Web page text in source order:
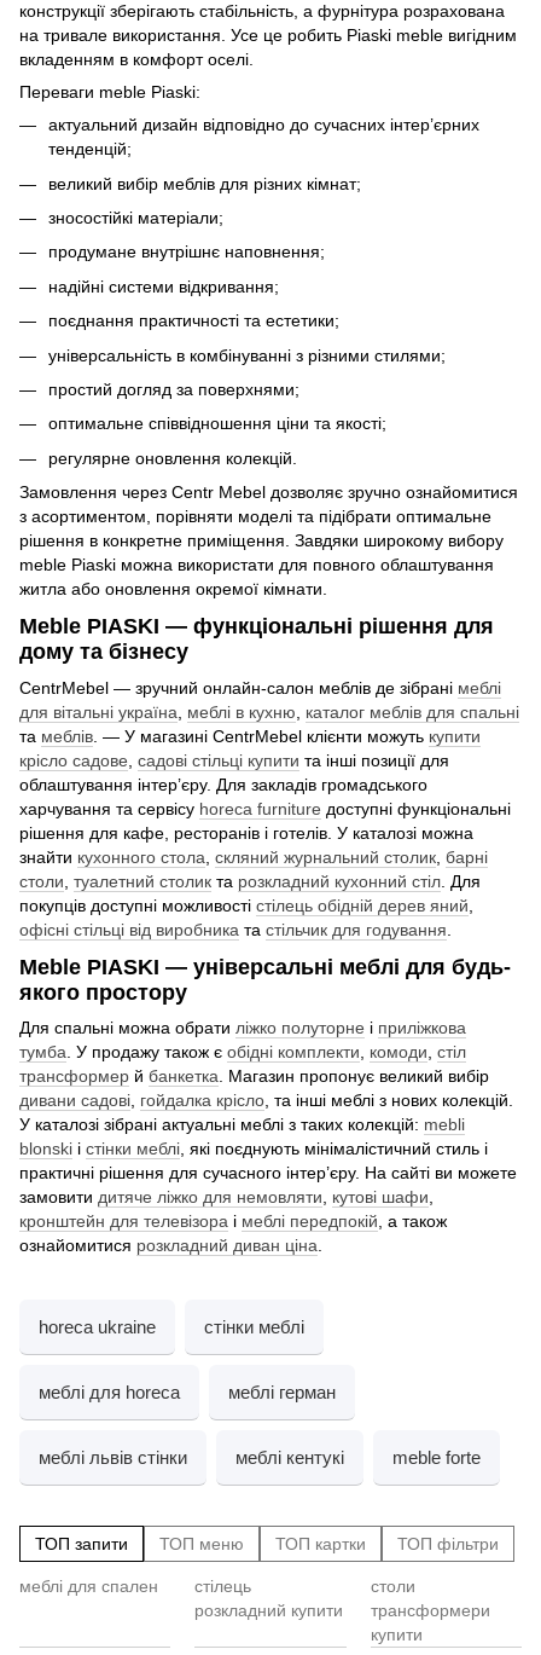
конструкції зберігають стабільність, а фурнітура розрахована
на тривале використання. Усе це робить Piaski meble вигідним
вкладенням в комфорт оселі.
Переваги meble Piaski:
актуальний дизайн відповідно до сучасних інтер’єрних
тенденцій;
великий вибір меблів для різних кімнат;
зносостійкі матеріали;
продумане внутрішнє наповнення;
надійні системи відкривання;
поєднання практичності та естетики;
універсальність в комбінуванні з різними стилями;
простий догляд за поверхнями;
оптимальне співвідношення ціни та якості;
регулярне оновлення колекцій.
Замовлення через Centr Mebel дозволяє зручно ознайомитися
з асортиментом, порівняти моделі та підібрати оптимальне
рішення в конкретне приміщення. Завдяки широкому вибору
meble Piaski можна використати для повного облаштування
житла або оновлення окремої кімнати.
Meble PIASKI — функціональні рішення для
дому та бізнесу
CentrMebel — зручний онлайн-салон меблів де зібрані меблі
для вітальні україна
меблі в кухню
каталог меблів для спальні
та меблів . — У магазині CentrMebel клієнти можуть купити
крісло садове садові стільці купити та інші позиції для
облаштування інтер’єру. Для закладів громадського
харчування та сервісу horeca furniture доступні функціональні
рішення для кафе, ресторанів і готелів. У каталозі можна
знайти кухонного стола скляний журнальний столик барні
столи туалетний столик та розкладний кухонний стіл . Для
покупців доступні можливості стілець обідній дерев яний
офісні стільці від виробника та стільчик для годування
Meble PIASKI — універсальні меблі для будь-
якого простору
Для спальні можна обрати ліжко полуторне і приліжкова
тумба. У продажу також є обідні комплекти, комоди, стіл
трансформер й банкетка. Магазин пропонує великий вибір
дивани садові, гойдалка крісло, та інші меблі з нових колекцій.
У каталозі зібрані актуальні меблі з таких колекцій: mebli
blonski і стінки меблі, які поєднують мінімалістичний стиль і
практичні рішення для сучасного інтер’єру. На сайті ви можете
замовити дитяче ліжко для немовляти, кутові шафи,
кронштейн для телевізора і меблі передпокій, а також
ознайомитися розкладний диван ціна.
horeca ukraine стінки меблі
меблі для horeca меблі герман
меблі львів стінки меблі кентукі meble forte
ТОП запити ТОП меню ТОП картки ТОП фільтри
меблі для спален
стілець
розкладний купити
столи
трансформери
купити